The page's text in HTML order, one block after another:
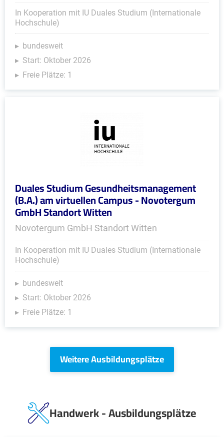
In Kooperation mit IU Duales Studium (Internationale
Hochschule)
bundesweit
Start: Oktober 2026
Freie Plätze: 1
Duales Studium Gesundheitsmanagement
(B.A.) am virtuellen Campus - Novotergum
GmbH Standort Witten
Novotergum GmbH Standort Witten
In Kooperation mit IU Duales Studium (Internationale
Hochschule)
bundesweit
Start: Oktober 2026
Freie Plätze: 1
Weitere Ausbildungsplätze
Handwerk - Ausbildungsplätze